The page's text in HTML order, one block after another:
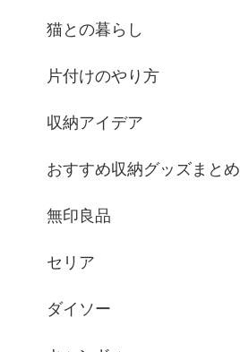
猫との暮らし
片付けのやり方
収納アイデア
おすすめ収納グッズまとめ
無印良品
セリア
ダイソー